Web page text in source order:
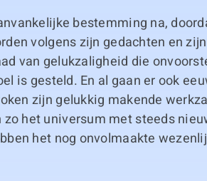
bestemming na,
volgens zijn gedachten en
van gelukzaligheid die
is gesteld. En al gaan er ook
zijn gelukkig makende
zo het universum met steeds
het nog onvolmaakte